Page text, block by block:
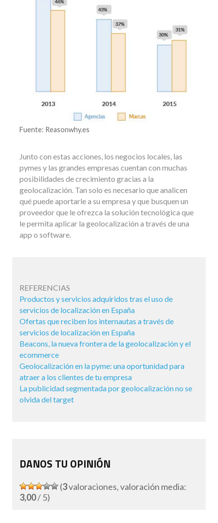
Fuente: Reasonwhy.es
Junto con estas acciones, los negocios locales, las
pymes y las grandes empresas cuentan con muchas
posibilidades de crecimiento gracias a la
geolocalización. Tan solo es necesario que analicen
qué puede aportarle a su empresa y que busquen un
proveedor que le ofrezca la solución tecnológica que
le permita aplicar la geolocalización a través de una
app o software.
REFERENCIAS
Productos y servicios adquiridos tras el uso de
servicios de localización en España
Ofertas que reciben los internautas a través de
servicios de localización en España
Beacons, la nueva frontera de la geolocalización y el
ecommerce
Geolocalización en la pyme: una oportunidad para
atraer a los clientes de tu empresa
La publicidad segmentada por geolocalización no se
olvida del target
DANOS TU OPINIÓN
(3valoraciones, valoración media:
3,00/ 5)